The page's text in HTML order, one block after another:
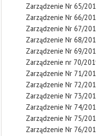
Zarządzenie Nr 65/
Zarządzenie Nr 66/
Zarządzenie Nr 67/
Zarządzenie Nr 68/
Zarządzenie Nr 69/
Zarządzenie nr 70/
Zarządzenie Nr 71/
Zarządzenie Nr 72/
Zarządzenie Nr 73/
Zarządzenie Nr 74/
Zarządzenie Nr 75/
Zarządzenie Nr 76/